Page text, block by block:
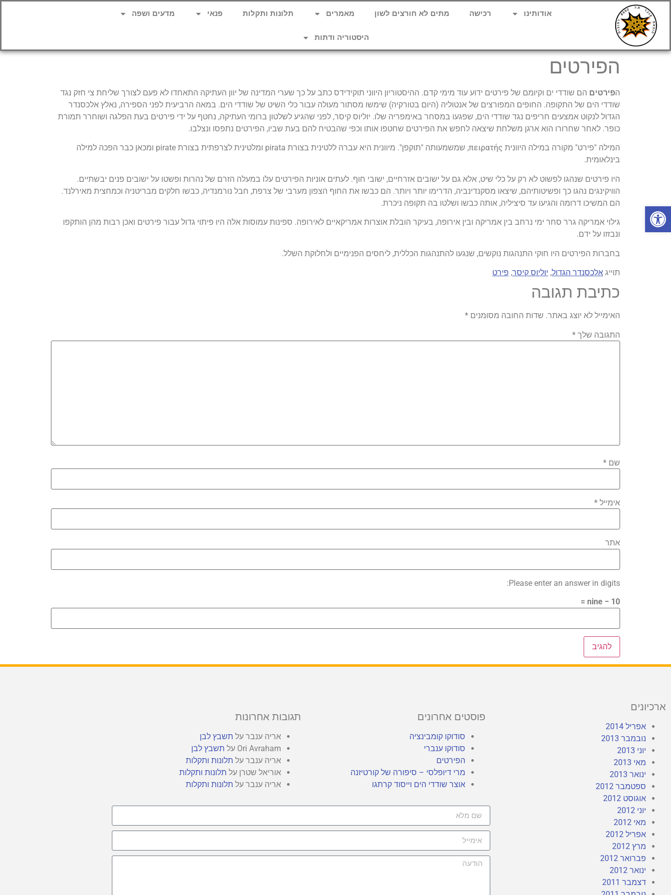
פתח סרגל נגישות
אודותינו רכישה מתים לא חורצים לשון מאמרים תלונות ותקלות פנאי מדעים ושפה
היסטוריה ודתות
הפירטים
הפירטים הם שודדי ים וקיומם של פירטים ידוע עוד מימי קדם. ההיסטוריון היווני תוקידידס כתב על כך שערי המדינה של יוון העתיקה התאחדו לא פעם לצורך שליחת צי חזק נגד
שודדי הים של התקופה. החופים המפורצים של אנטוליה (היום בטורקיה) שימשו מסתור מעולה עבור כלי השיט של שודדי הים. במאה הרביעית לפני הספירה, נאלץ אלכסנדר
הגדול לנקוט אמצעים חריפים נגד שודדי הים, שפגעו במסחר באימפריה שלו. יוליוס קיסר, לפני שהגיע לשלטון ברומי העתיקה, נחטף על ידי פירטים בעת הפלגה ושוחרר תמורת
כופר. לאחר שחרורו הוא ארגן משלחת שיצאה לחפש את הפירטים שחטפו אותו וכפי שהבטיח להם בעת שביו, הפירטים נתפסו ונצלבו.
המילה "פירט" מקורה במילה היוונית πειρατής, שמשמעותה "תוקפן". מיוונית היא עברה ללטינית בצורת pirata ומלטינית לצרפתית בצורת pirate ומכאן כבר הפכה למילה
בינלאומית.
היו פירטים שנהגו לפשוט לא רק על כלי שיט, אלא גם על ישובים אזרחיים, ישובי חוף. לעתים אוניות הפירטים עלו במעלה הזרם של נהרות ופשטו על ישובים פנים יבשתיים.
הוויקינגים נהגו כך ופשיטותיהם, שיצאו מסקנדינביה, הדרימו יותר ויותר. הם כבשו את החוף הצפון מערבי של צרפת, חבל נורמנדיה, כבשו חלקים מבריטניה וכמחצית מאירלנד.
הם המשיכו דרומה והגיעו עד סיציליה, אותה כבשו ושלטו בה תקופה ניכרת.
גילוי אמריקה גרר סחר ימי נרחב בין אמריקה ובין אירופה, בעיקר הובלת אוצרות אמריקאיים לאירופה. ספינות עמוסות אלה היו פיתוי גדול עבור פירטים ואכן רבות מהן הותקפו
ונבזזו על ידם.
בחברות הפירטים היו חוקי התנהגות נוקשים, שנגעו להתנהגות הכללית, ליחסים הפנימיים ולחלוקת השלל.
תוייג אלכסנדר הגדול, יוליוס קיסר, פירט
כתיבת תגובה
האימייל לא יוצג באתר. שדות החובה מסומנים *
התגובה שלך *
שם *
אימייל *
אתר
Please enter an answer in digits:
10 − nine =
ארכיונים
אפריל 2014
נובמבר 2013
יוני 2013
מאי 2013
ינואר 2013
ספטמבר 2012
אוגוסט 2012
יוני 2012
מאי 2012
אפריל 2012
מרץ 2012
פברואר 2012
ינואר 2012
דצמבר 2011
פוסטים אחרונים
סודוקו קומבינציה
סודוקו ענברי
הפירטים
מרי דיופלסי – סיפורה של קורטיזנה
אוצר שודדי הים וייסוד קרתגו
תגובות אחרונות
אריה ענבר על תשבץ לבן
Ori Avraham על תשבץ לבן
אריה ענבר על תלונות ותקלות
אוריאל שטרן על תלונות ותקלות
אריה ענבר על תלונות ותקלות